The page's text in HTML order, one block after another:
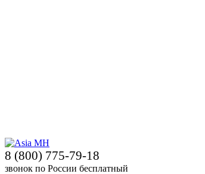
8 (800) 775-79-18
звонок по России бесплатный